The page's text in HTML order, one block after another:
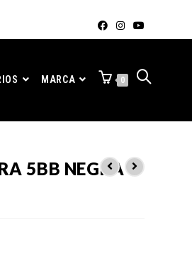
MARCA 0
5BB NEGRA